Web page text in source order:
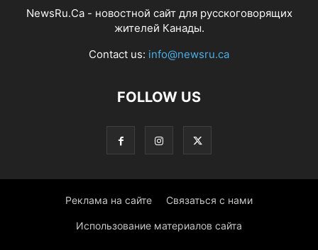
NewsRu.Ca - новостной сайт для русскоговорящих
жителей Канады.
Contact us: info@newsru.ca
FOLLOW US
Реклама на сайте Связаться с нами
Использование материалов сайта